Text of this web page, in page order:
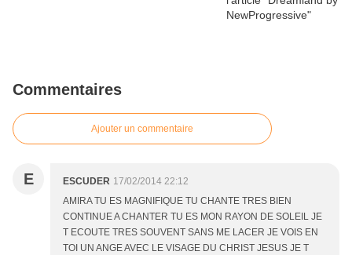
Commentaires
Ajouter un commentaire
E ESCUDER 17/02/2014 22:12
AMIRA TU ES MAGNIFIQUE TU CHANTE TRES BIEN
CONTINUE A CHANTER TU ES MON RAYON DE SOLEIL JE
T ECOUTE TRES SOUVENT SANS ME LACER JE VOIS EN
TOI UN ANGE AVEC LE VISAGE DU CHRIST JESUS JE T